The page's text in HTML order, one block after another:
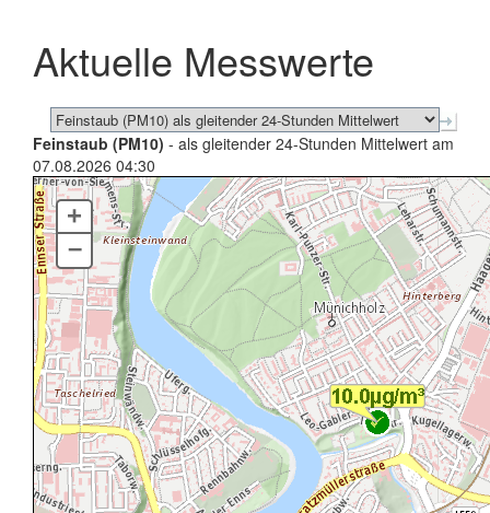
schließen
Aktuelle Messwerte
Feinstaub (PM10) - als gleitender 24-Stunden Mittelwert am
07.08.2026 04:30
+
–